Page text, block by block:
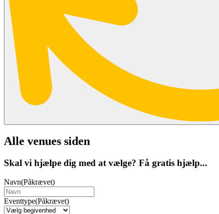
Alle venues siden
Skal vi hjælpe dig med at vælge? Få gratis hjælp...
Navn(Påkrævet)
Eventtype(Påkrævet)